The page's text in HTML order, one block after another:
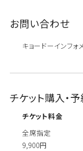
お問い合わせ
キョードーインフ
チケット購入・
チケット料金
全席指定
9,900円